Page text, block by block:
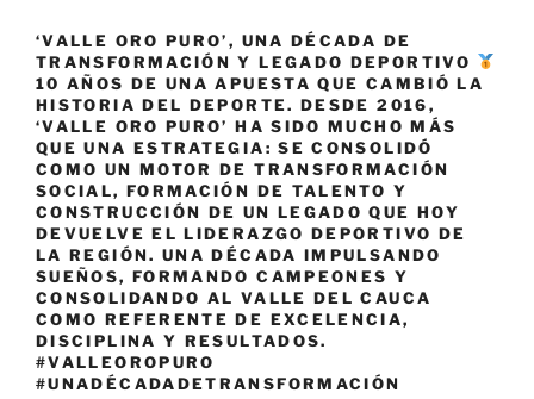
‘VALLE ORO PURO’, UNA DÉCADA DE
TRANSFORMACIÓN Y LEGADO DEPORTIVO
10 AÑOS DE UNA APUESTA QUE CAMBIÓ LA
HISTORIA DEL DEPORTE. DESDE 2016,
‘VALLE ORO PURO’ HA SIDO MUCHO MÁS
QUE UNA ESTRATEGIA: SE CONSOLIDÓ
COMO UN MOTOR DE TRANSFORMACIÓN
SOCIAL, FORMACIÓN DE TALENTO Y
CONSTRUCCIÓN DE UN LEGADO QUE HOY
DEVUELVE EL LIDERAZGO DEPORTIVO DE
LA REGIÓN. UNA DÉCADA IMPULSANDO
SUEÑOS, FORMANDO CAMPEONES Y
CONSOLIDANDO AL VALLE DEL CAUCA
COMO REFERENTE DE EXCELENCIA,
DISCIPLINA Y RESULTADOS.
#VALLEOROPURO
#UNADÉCADADETRANSFORMACIÓN